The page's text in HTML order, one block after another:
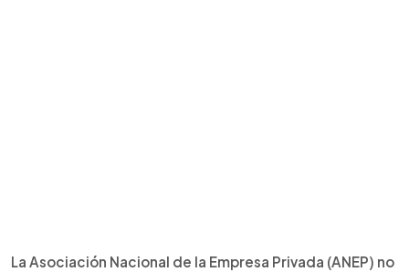
La Asociación Nacional de la Empresa Privada (ANEP) no